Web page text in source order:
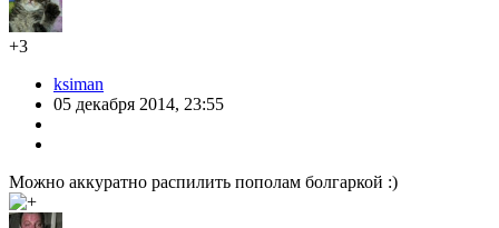
+3
ksiman
05 декабря 2014, 23:55
Можно аккуратно распилить пополам болгаркой :)